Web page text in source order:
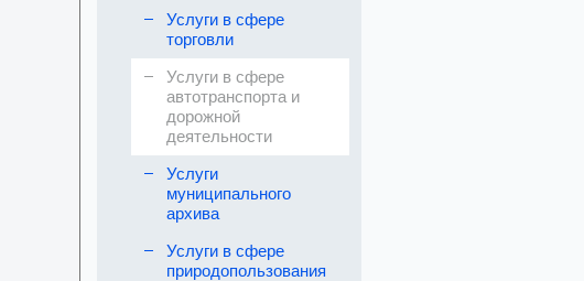
Услуги в сфере
торговли
Услуги в сфере
автотранспорта и
дорожной
деятельности
Услуги
муниципального
архива
Услуги в сфере
природопользования